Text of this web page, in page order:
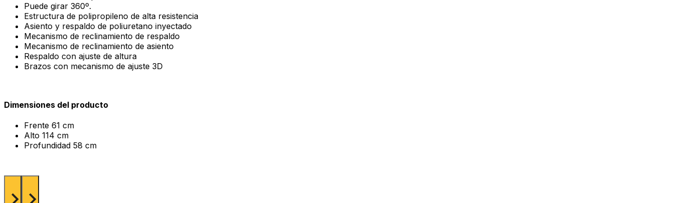
Puede girar 360º.
Estructura de polipropileno de alta resistencia
Asiento y respaldo de poliuretano inyectado
Mecanismo de reclinamiento de respaldo
Mecanismo de reclinamiento de asiento
Respaldo con ajuste de altura
Brazos con mecanismo de ajuste 3D
Dimensiones del producto
Frente 61 cm
Alto 114 cm
Profundidad 58 cm